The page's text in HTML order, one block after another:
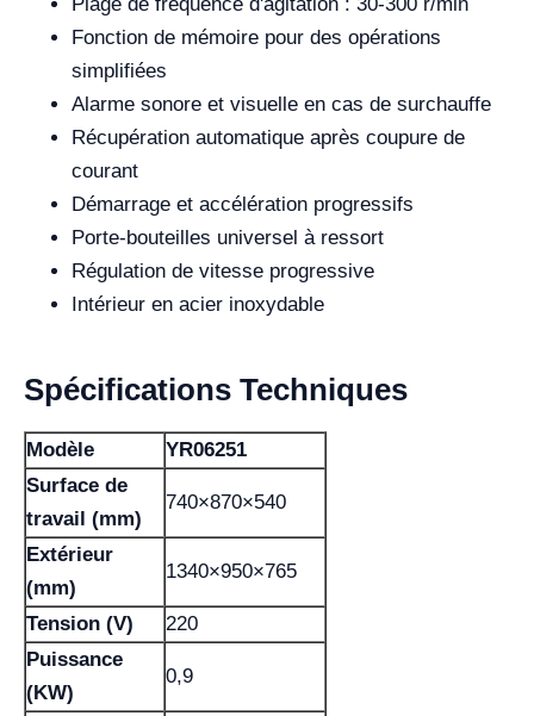
Fonction de mémoire pour des opérations
simplifiées
Alarme sonore et visuelle en cas de surchauffe
Récupération automatique après coupure de
courant
Démarrage et accélération progressifs
Porte-bouteilles universel à ressort
Régulation de vitesse progressive
Intérieur en acier inoxydable
Spécifications Techniques
Modèle
YR06251
Surface de
travail (mm)
740×870×540
Extérieur
(mm)
1340×950×765
Tension (V)
220
Puissance
(KW)
0,9